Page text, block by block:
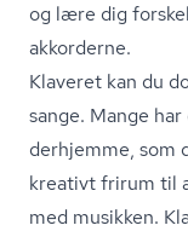
og lære dig
akkorderne.
Klaveret kan du
sange. Mange
derhjemme, som
kreativt frirum til
med musikken.